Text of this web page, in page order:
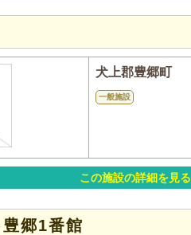
犬上郡豊郷町
一般施設
この施設の詳細を見る
郷1番館